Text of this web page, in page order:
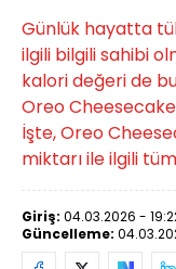
Günlük hayatta
ilgili bilgili sahibi
kalori değeri de
Oreo
İşte, Oreo
miktarı ile ilgili
Giriş: 04.03.2026 -
Güncelleme: